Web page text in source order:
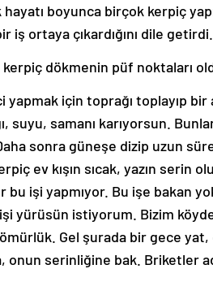
hayatı boyunca birçok kerpiç
iş ortaya çıkardığını dile getirdi.
kerpiç dökmenin püf noktaları
yapmak için toprağı toplayıp bir
suyu, samanı karıyorsun.
sonra güneşe dizip uzun
ev kışın sıcak, yazın serin
bu işi yapmıyor. Bu işe bakan
yürüsün istiyorum. Bizim
Gel şurada bir gece yat,
onun serinliğine bak. Briketler